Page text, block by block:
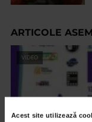
Acest site utilizează
ARTICOLE
VIDEO